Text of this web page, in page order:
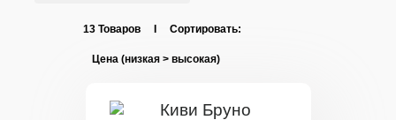
13 Товаров I Сортировать: